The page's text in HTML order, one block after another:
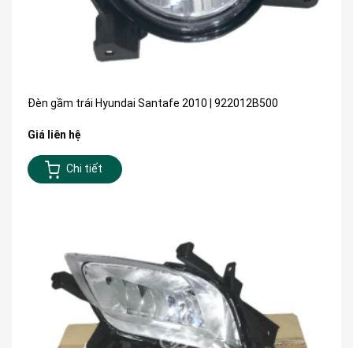
Đèn gầm trái Hyundai Santafe 2010 | 922012B500
Giá liên hệ
Chi tiết